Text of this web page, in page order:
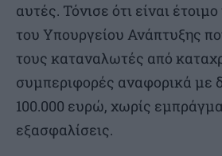
αυτές. Τόνισε ότι είναι
του Υπουργείου Ανάπτυξης
τους καταναλωτές από
συμπεριφορές αναφορικά με
100.000 ευρώ, χωρίς
εξασφαλίσεις.